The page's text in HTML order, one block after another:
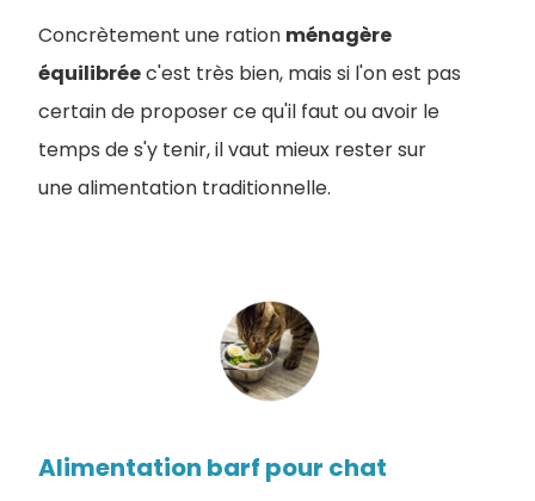
Concrètement une ration ménagère
équilibréec'est très bien, mais si l'on est pas
certain de proposer ce qu'il faut ou avoir le
temps de s'y tenir, il vaut mieux rester sur
une alimentation traditionnelle.
Alimentation barf pour chat